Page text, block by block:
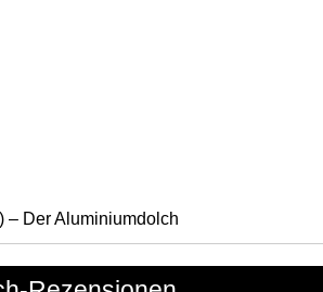
– Der Aluminiumdolch